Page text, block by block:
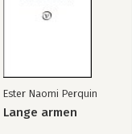
Ester Naomi Perquin
Lange armen